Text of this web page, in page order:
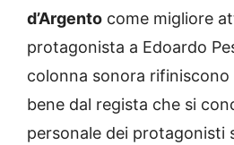
d’Argento come migliore
protagonista a Edoardo
colonna sonora
bene dal regista che si
personale dei protagonisti